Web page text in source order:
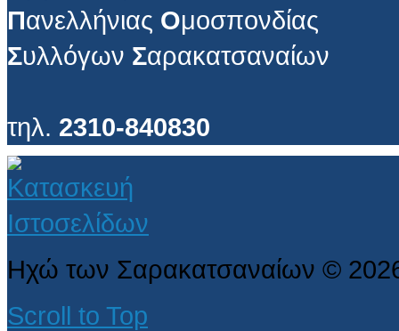
Πανελλήνιας Ομοσπονδίας
Συλλόγων Σαρακατσαναίων
τηλ. 2310-840830
Ηχώ των Σαρακατσαναίων ©
Scroll to Top